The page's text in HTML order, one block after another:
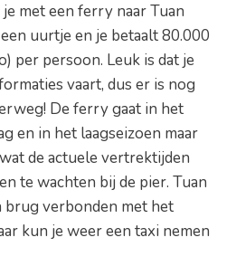
met een ferry naar Tuan
uurtje en je betaalt 80.000
per persoon. Leuk is dat je
vaart, dus er is nog
De ferry gaat in het
en in het laagseizoen maar
de actuele vertrektijden
te wachten bij de pier. Tuan
brug verbonden met het
kun je weer een taxi nemen